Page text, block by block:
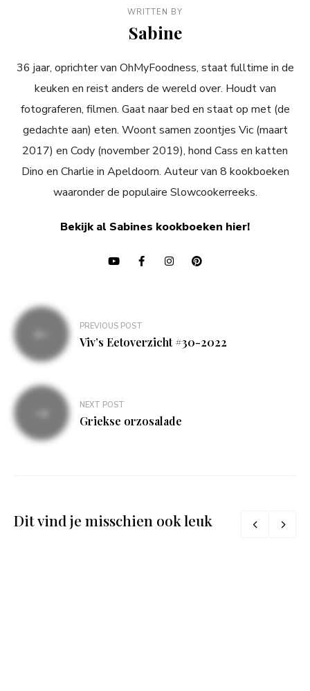
WRITTEN BY
Sabine
36 jaar, oprichter van OhMyFoodness, staat fulltime in de
keuken en reist anders de wereld over. Houdt van
fotograferen, filmen. Gaat naar bed en staat op met (de
gedachte aan) eten. Woont samen zoontjes Vic (maart
2017) en Cody (november 2019), hond Cass en katten
Dino en Charlie in Apeldoorn. Auteur van 8 kookboeken
waaronder de populaire Slowcookerreeks.
Bekijk al Sabines kookboeken hier!
Bericht
navigatie
PREVIOUS POST
Viv’s Eetoverzicht #30-2022
NEXT POST
Griekse orzosalade
Dit vind je misschien ook leuk